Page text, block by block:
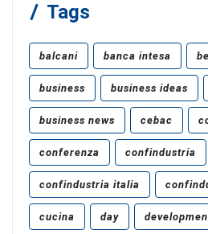
Tags
balcani banca intesa
business business ideas
business news cebac
conferenza confindustria
confindustria italia
cucina day